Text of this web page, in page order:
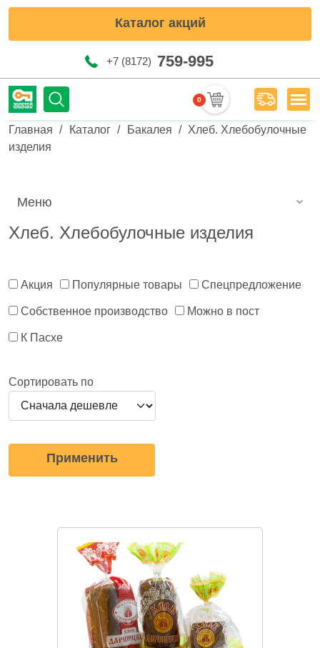
Каталог акций
+7 (8172) 759-995
0 Меню
Строка навигации
Главная Каталог Бакалея
Хлеб. Хлебобулочные
изделия
Меню
Хлеб. Хлебобулочные изделия
Акция Популярные товары Спецпредложение
Собственное производство Можно в пост
К Пасхе
Сортировать по